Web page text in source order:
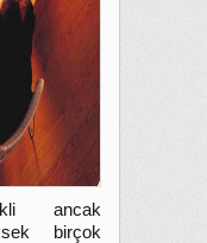
ancak
birçok